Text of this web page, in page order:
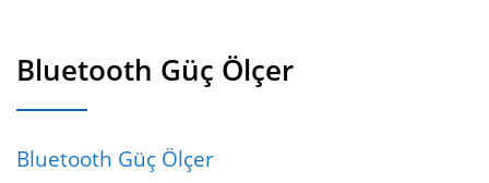
Bluetooth Güç Ölçer
Bluetooth Güç Ölçer